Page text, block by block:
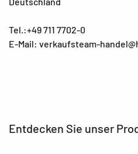
Tel.:+49 711 7702-0
E-Mail: verkaufsteam-
Entdecken Sie unser